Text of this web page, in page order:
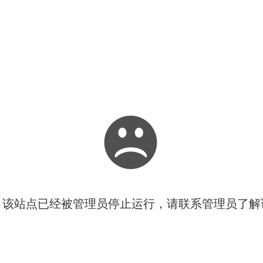
站点已经被管理员停止运行，请联系管理员了